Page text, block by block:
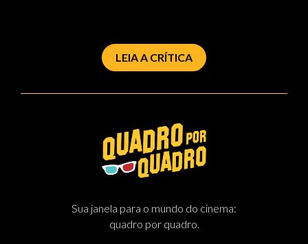
LEIA A CRÍTICA
Sua janela para o mundo do cinema:
quadro por quadro.